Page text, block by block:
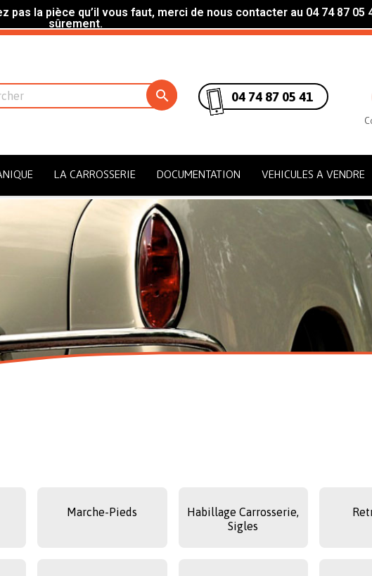
la pièce qu’il vous faut, merci de nous contacter au 04 74 87 05
sûrement.
 04 74 87 05 41
LA CARROSSERIE DOCUMENTATION VEHICULES A VENDRE
Marche-Pieds
Habillage Carrosserie,
Sigles